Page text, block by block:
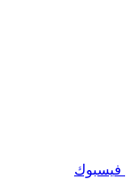
فيسبوك